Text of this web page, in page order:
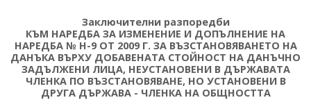
Заключителни разпоредби
КЪМ НАРЕДБА ЗА ИЗМЕНЕНИЕ И ДОПЪЛНЕНИЕ НА
НАРЕДБА № H-9 ОТ 2009 Г. ЗА ВЪЗСТАНОВЯВАНЕТО НА
ДАНЪКА ВЪРХУ ДОБАВЕНАТА СТОЙНОСТ НА ДАНЪЧНО
ЗАДЪЛЖЕНИ ЛИЦА, НЕУСТАНОВЕНИ В ДЪРЖАВАТА
ЧЛЕНКА ПО ВЪЗСТАНОВЯВАНЕ, НО УСТАНОВЕНИ В
ДРУГА ДЪРЖАВА - ЧЛЕНКА НА ОБЩНОСТТА